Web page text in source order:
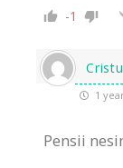
-1
1
Pensii